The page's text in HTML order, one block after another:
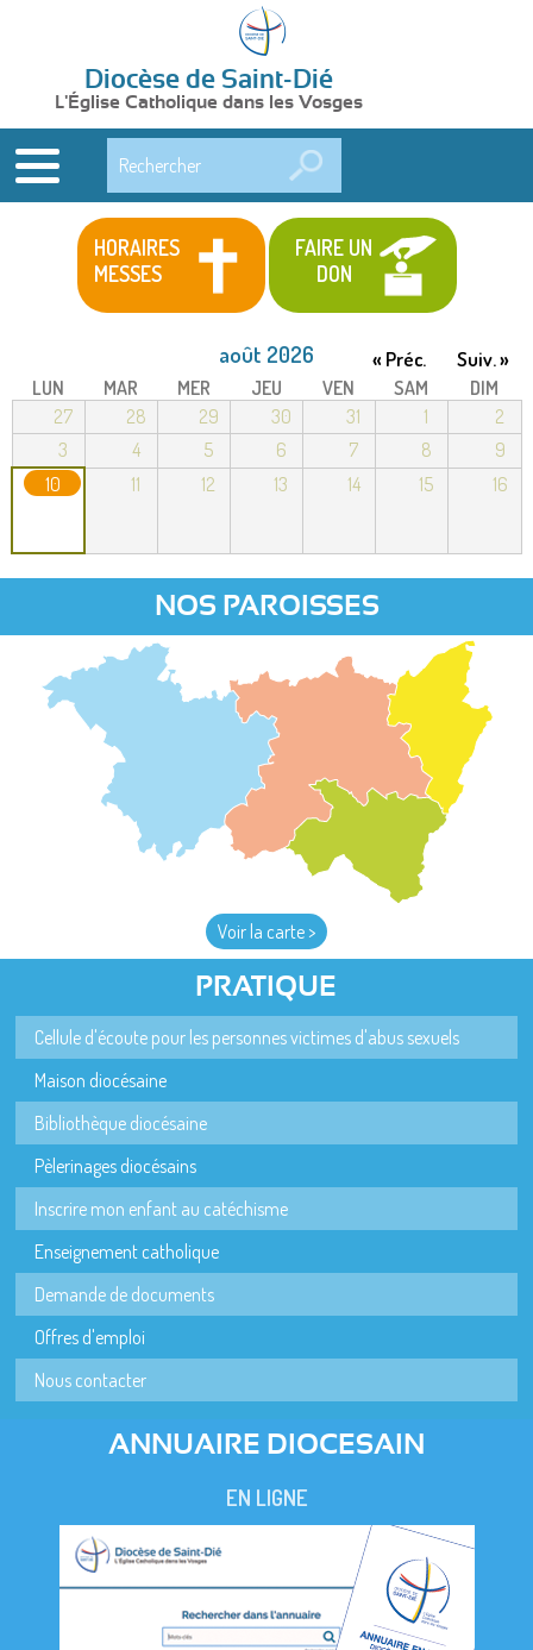
Diocèse de Saint-Dié
L'Église Catholique dans les Vosges
HORAIRES
MESSES
FAIRE UN
DON
août 2026 « Préc. Suiv. »
LUN MAR MER JEU VEN SAM
DIM
27
28 29 30 31 1
2
3
4 5 6 7 8
9
10
11 12 13 14 15 16
NOS PAROISSES
Voir la carte >
PRATIQUE
Cellule d'écoute pour les personnes victimes d'abus sexuels
Maison diocésaine
Bibliothèque diocésaine
Pèlerinages diocésains
Inscrire mon enfant au catéchisme
Enseignement catholique
Demande de documents
Offres d'emploi
Nous contacter
ANNUAIRE DIOCESAIN
EN LIGNE